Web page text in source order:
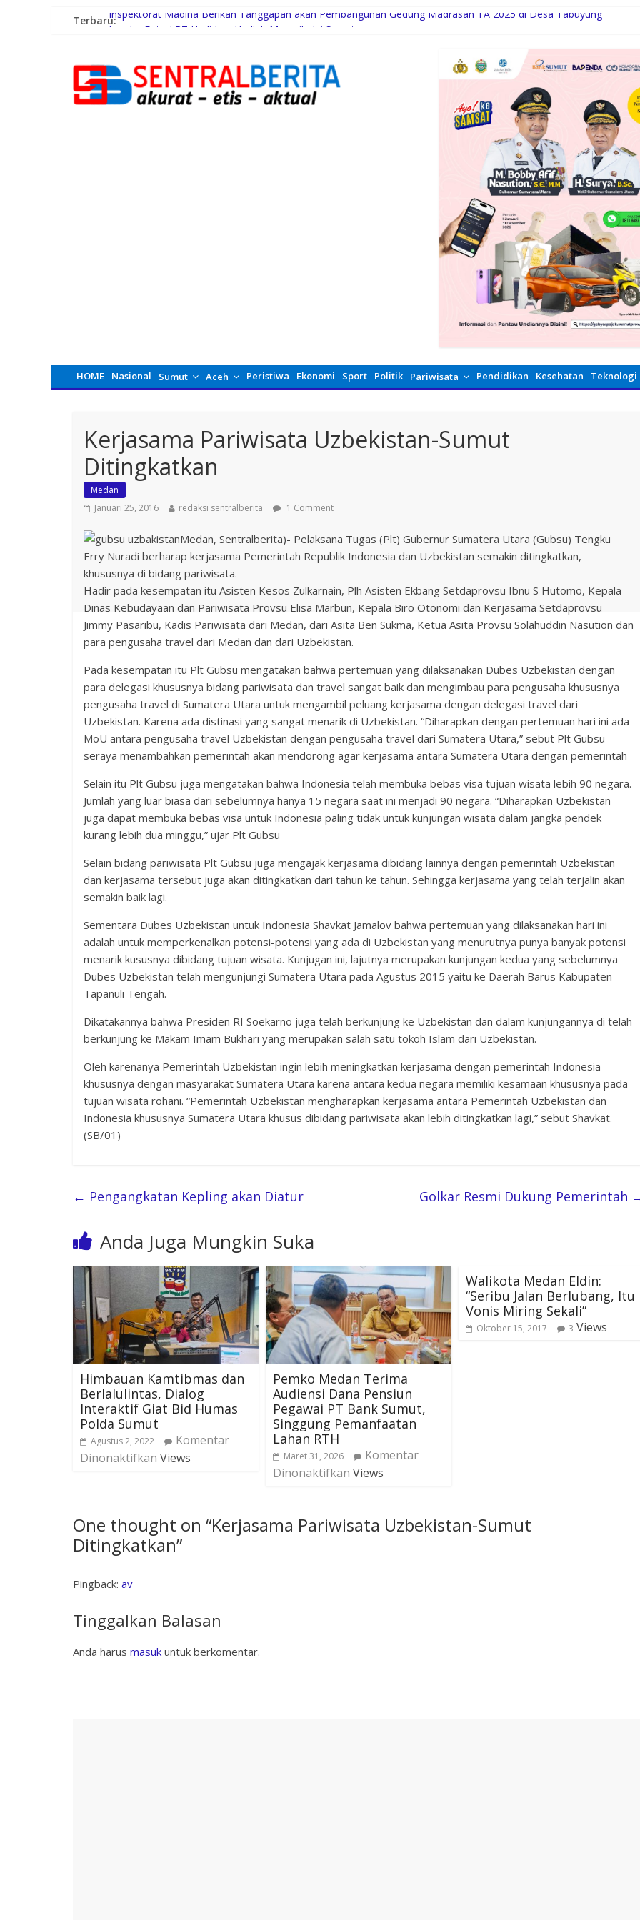
Terbaru:Inspektorat Madina Berikan Tanggapan akan Pembangunan Gedung Madrasah TA 2025 di Desa Tabuyung
Warga dan Sekolah Sambut Gembira Rencana Gubernur Bobby Bangun SD Negeri Lasara di Nias Utara
Sinergi Pemkab Madina dan DPR RI, 154 Anak di Siabu dan sekitarnya, Terima Beasiswa Program Indonesia Pintar
PWI Beri Kesempatan KTA yang Mati Lebih Dari Setahun Diaktifkan Kembali
HOME Nasional Sumut Aceh Peristiwa Ekonomi Sport Politik Pariwisata Pendidikan Kesehatan Teknologi
Kerjasama Pariwisata Uzbekistan-Sumut
Ditingkatkan
Medan
Januari 25, 2016
redaksi sentralberita 1 Comment
Medan, Sentralberita)- Pelaksana Tugas (Plt) Gubernur Sumatera Utara (Gubsu) Tengku
Erry Nuradi berharap kerjasama Pemerintah Republik Indonesia dan Uzbekistan semakin ditingkatkan,
khususnya di bidang pariwisata.
Hadir pada kesempatan itu Asisten Kesos Zulkarnain, Plh Asisten Ekbang Setdaprovsu Ibnu S Hutomo, Kepala
Dinas Kebudayaan dan Pariwisata Provsu Elisa Marbun, Kepala Biro Otonomi dan Kerjasama Setdaprovsu
Jimmy Pasaribu, Kadis Pariwisata dari Medan, dari Asita Ben Sukma, Ketua Asita Provsu Solahuddin Nasution dan
para pengusaha travel dari Medan dan dari Uzbekistan.
Pada kesempatan itu Plt Gubsu mengatakan bahwa pertemuan yang dilaksanakan Dubes Uzbekistan dengan
para delegasi khususnya bidang pariwisata dan travel sangat baik dan mengimbau para pengusaha khususnya
pengusaha travel di Sumatera Utara untuk mengambil peluang kerjasama dengan delegasi travel dari
Uzbekistan. Karena ada distinasi yang sangat menarik di Uzbekistan. “Diharapkan dengan pertemuan hari ini ada
MoU antara pengusaha travel Uzbekistan dengan pengusaha travel dari Sumatera Utara,” sebut Plt Gubsu
seraya menambahkan pemerintah akan mendorong agar kerjasama antara Sumatera Utara dengan pemerintah
Selain itu Plt Gubsu juga mengatakan bahwa Indonesia telah membuka bebas visa tujuan wisata lebih 90 negara.
Jumlah yang luar biasa dari sebelumnya hanya 15 negara saat ini menjadi 90 negara. “Diharapkan Uzbekistan
juga dapat membuka bebas visa untuk Indonesia paling tidak untuk kunjungan wisata dalam jangka pendek
kurang lebih dua minggu,” ujar Plt Gubsu
Selain bidang pariwisata Plt Gubsu juga mengajak kerjasama dibidang lainnya dengan pemerintah Uzbekistan
dan kerjasama tersebut juga akan ditingkatkan dari tahun ke tahun. Sehingga kerjasama yang telah terjalin akan
semakin baik lagi.
Sementara Dubes Uzbekistan untuk Indonesia Shavkat Jamalov bahwa pertemuan yang dilaksanakan hari ini
adalah untuk memperkenalkan potensi-potensi yang ada di Uzbekistan yang menurutnya punya banyak potensi
menarik kususnya dibidang tujuan wisata. Kunjugan ini, lajutnya merupakan kunjungan kedua yang sebelumnya
Dubes Uzbekistan telah mengunjungi Sumatera Utara pada Agustus 2015 yaitu ke Daerah Barus Kabupaten
Tapanuli Tengah.
Dikatakannya bahwa Presiden RI Soekarno juga telah berkunjung ke Uzbekistan dan dalam kunjungannya di telah
berkunjung ke Makam Imam Bukhari yang merupakan salah satu tokoh Islam dari Uzbekistan.
Oleh karenanya Pemerintah Uzbekistan ingin lebih meningkatkan kerjasama dengan pemerintah Indonesia
khususnya dengan masyarakat Sumatera Utara karena antara kedua negara memiliki kesamaan khususnya pada
tujuan wisata rohani. “Pemerintah Uzbekistan mengharapkan kerjasama antara Pemerintah Uzbekistan dan
Indonesia khususnya Sumatera Utara khusus dibidang pariwisata akan lebih ditingkatkan lagi,” sebut Shavkat.
(SB/01)
← Pengangkatan Kepling akan Diatur Golkar Resmi Dukung Pemerintah
Anda Juga Mungkin Suka
Himbauan Kamtibmas dan
Berlalulintas, Dialog
Interaktif Giat Bid Humas
Polda Sumut
Agustus 2, 2022
Komentar
Dinonaktifkan Views
Pemko Medan Terima
Audiensi Dana Pensiun
Pegawai PT Bank Sumut,
Singgung Pemanfaatan
Lahan RTH
Maret 31, 2026
Komentar
Dinonaktifkan Views
Walikota Medan Eldin:
“Seribu Jalan Berlubang, Itu
Vonis Miring Sekali”
Oktober 15, 2017 3 Views
One thought on “Kerjasama Pariwisata Uzbekistan-Sumut
Ditingkatkan”
Pingback: av
Tinggalkan Balasan
Anda harus masuk untuk berkomentar.